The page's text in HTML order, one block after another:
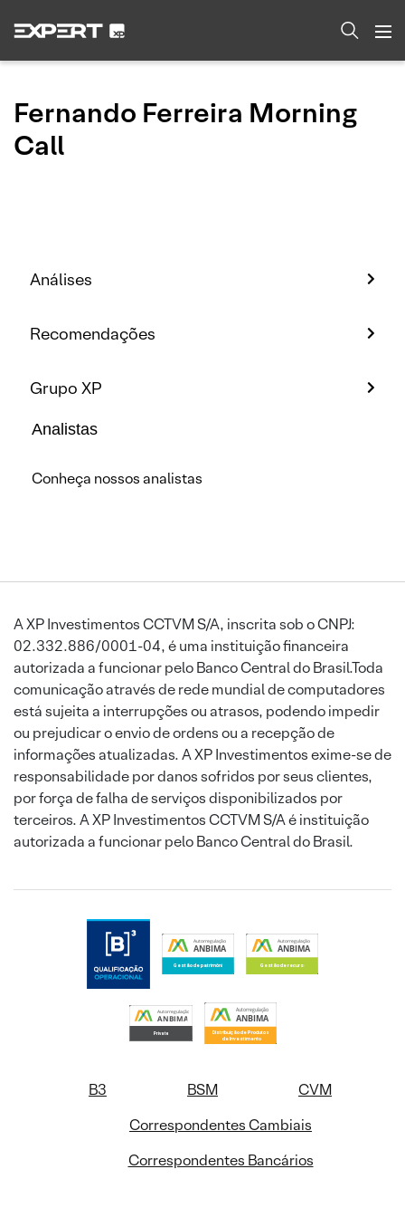
Fernando Ferreira Morning
Call
Análises
Recomendações
Grupo XP
Analistas
Conheça nossos analistas
A XP Investimentos CCTVM S/A, inscrita sob o CNPJ:
02.332.886/0001-04, é uma instituição financeira
autorizada a funcionar pelo Banco Central do Brasil.Toda
comunicação através de rede mundial de computadores
está sujeita a interrupções ou atrasos, podendo impedir
ou prejudicar o envio de ordens ou a recepção de
informações atualizadas. A XP Investimentos exime-se de
responsabilidade por danos sofridos por seus clientes,
por força de falha de serviços disponibilizados por
terceiros. A XP Investimentos CCTVM S/A é instituição
autorizada a funcionar pelo Banco Central do Brasil.
B3 BSM
CVM
Correspondentes Cambiais
Correspondentes Bancários